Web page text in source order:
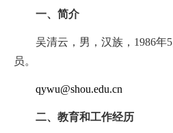
一、简介
吴清云，男，汉族， 1986年5
员。
qywu@shou.edu.cn
二、教育和工作经历